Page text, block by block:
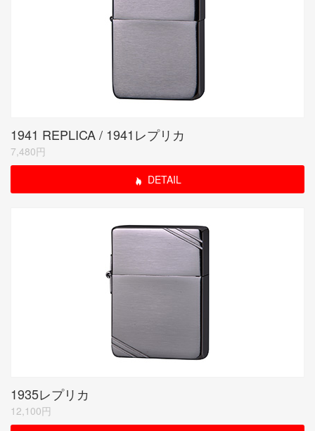
1941 REPLICA / 1941レプリカ
7,480円
DETAIL
1935レプリカ
12,100円